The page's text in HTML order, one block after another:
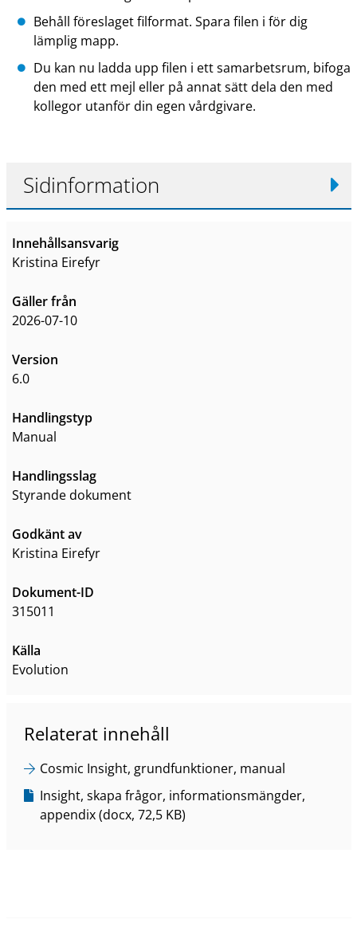
Behåll föreslaget filformat. Spara filen i för dig
lämplig mapp.
Du kan nu ladda upp filen i ett samarbetsrum, bifoga
den med ett mejl eller på annat sätt dela den med
kollegor utanför din egen vårdgivare.
Sidinformation
Innehållsansvarig
Kristina Eirefyr
Gäller från
2026-07-10
Version
6.0
Handlingstyp
Manual
Handlingsslag
styrande dokument
Godkänt av
Kristina Eirefyr
Dokument-ID
315011
Källa
Evolution
Relaterat innehåll
Cosmic Insight, grundfunktioner, manual
Insight, skapa frågor, informationsmängder,
appendix (docx, 72,5 KB)